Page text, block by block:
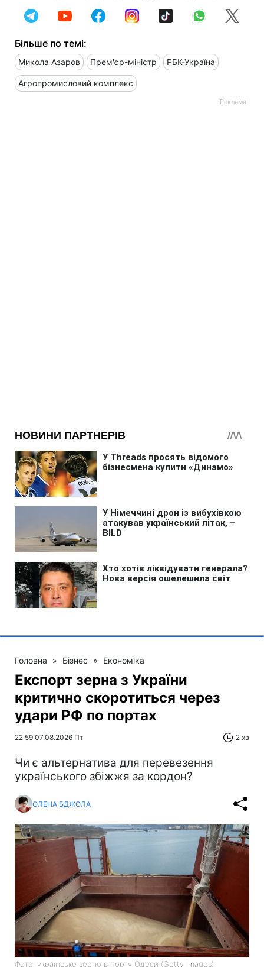
Більше по темі:
Микола Азаров Прем'єр-міністр РБК-Україна
Агропромисловий комплекс
Головна » Бізнес » Економіка
Експорт зерна з України
критично скоротиться через
удари РФ по портах
22:59 07.08.2026 Пт 2 хв
Чи є альтернатива для перевезення
українського збіжжя за кордон?
ОЛЕНА БДЖОЛА
Фото: українське зерно в порту Одеси (Getty Images)